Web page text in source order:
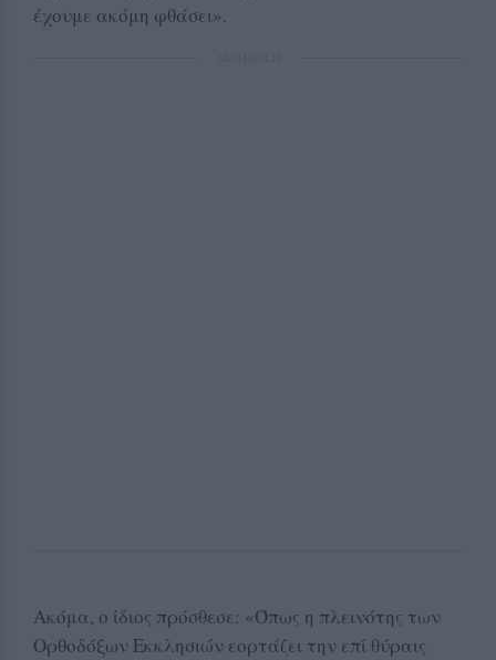
έχουμε ακόμη φθάσει».
Ακόμα, ο ίδιος πρόσθεσε: «Όπως η πλεινότης των
Ορθοδόξων Εκκλησιών εορτάζει την επί θύραις